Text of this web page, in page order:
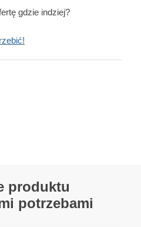
gdzie indziej?
produktu
potrzebami